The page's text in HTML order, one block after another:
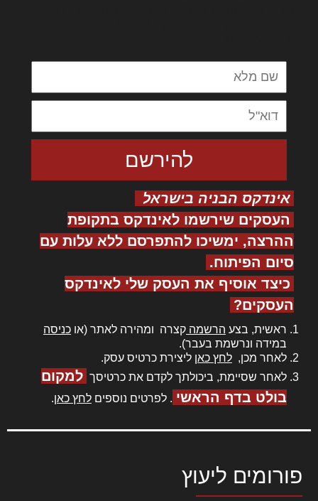
אינדקס הבניה בישראל
העסקים שירשמו לאינדקס בתקופת
ההרצה, ימשיכו להתפרסם ללא עלות עם
סיום הפיתוח.
כיצד אוסיף את העסק שלי לאינדקס
העסקים?
ראשית, בצע הרשמה קצרה ומהירה לאתר (או כניסה
במידה ונרשמת בעבר).
לאחר מכן, לחץ כאן ליצירת כרטיס עסק.
לאחר שסיימת, ביכולתך לקדם את כרטיסך למקום
בולט בדף הראשי . לפרטים נוספים לחץ כאן.
פורומים ליעוץ